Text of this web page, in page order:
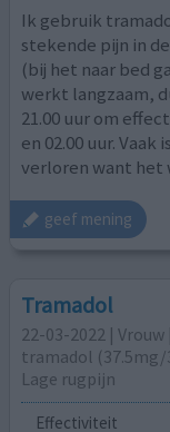
Ik gebruik
stekende pijn in
(bij het naar bed
werkt langzaam,
21.00 uur om
en 02.00 uur.
verloren want het
geef mening
Tramadol
22-03-2022 | Vrouw
tramadol (37.5mg/
Lage rugpijn
Effectiviteit